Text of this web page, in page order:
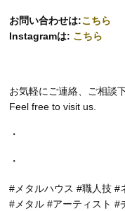
お問い合わせは:こちら
Instagramは: こちら
お気軽にご連絡、ご相談
Feel free to visit us.
・
・
#メタルハウス #職人技 #
#メタル #アーティスト #